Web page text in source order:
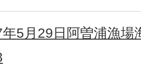
5月29日阿曽浦漁場